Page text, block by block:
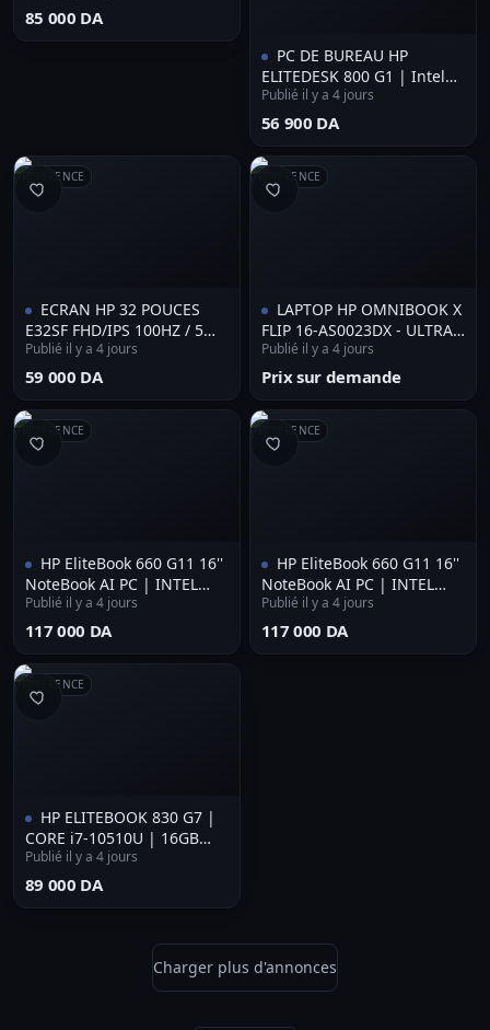
⁦85 000 DA⁩
PC DE BUREAU HP
ELITEDESK 800 G1 | Intel
Core i5-4570 | 8GB DDR3 |
256GB SSD | DVD-RW |
Souris HP
Publié il y a 4 jours
⁦56 900 DA⁩
RÉFÉRENCE
ECRAN HP 32 POUCES
E32SF FHD/IPS 100HZ / 5MS
2 HDMI / VGA ANTI-GLARE
300 NITS EYECARE FOR
Publié il y a 4 jours
⁦59 000 DA⁩
RÉFÉRENCE
LAPTOP HP OMNIBOOK X
FLIP 16-AS0023DX - ULTRA
7 256V - 16GB - 1TB - 16" 2K
TACTILE X360 -
Publié il y a 4 jours
Prix sur demande
RÉFÉRENCE
HP EliteBook 660 G11 16''
NoteBook AI PC | INTEL
CORE Ultra 5 135U | 32GB
RAM | 512 NVMe | INTEL
Publié il y a 4 jours
⁦117 000 DA⁩
RÉFÉRENCE
HP EliteBook 660 G11 16''
NoteBook AI PC | INTEL
CORE Ultra 5 135U | 32GB
RAM | 512 NVMe | INTEL
Publié il y a 4 jours
⁦117 000 DA⁩
RÉFÉRENCE
HP ELITEBOOK 830 G7 |
CORE i7-10510U | 16GB
RAM | 512 NVMe SSD |
INTEL UHD GRAPHICS | LTE
Publié il y a 4 jours
⁦89 000 DA⁩
Charger plus d'annonces